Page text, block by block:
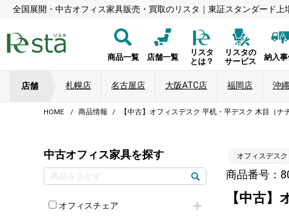
全国展開・中古オフィス家具販売・買取のリスタ｜東証スタンダード
商品一覧 店舗一覧
リスタ
とは？
リスタの
サービス
納入事
店舗 札幌店 名古屋店 大阪ATC店 福岡店 沖
HOME 商品情報 【中古】オフィスデスク 平机・平デスク 木目（ナ
中古オフィス家具を探す
オフィスチェア
オフィスデスク
商品番号：
【中古